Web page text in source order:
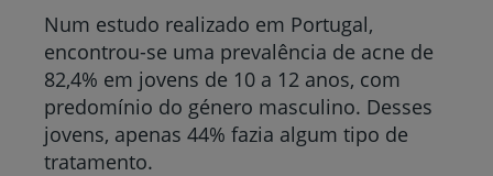
Num estudo realizado em Portugal,
encontrou-se uma prevalência de acne de
82,4% em jovens de 10 a 12 anos, com
predomínio do género masculino. Desses
jovens, apenas 44% fazia algum tipo de
tratamento.